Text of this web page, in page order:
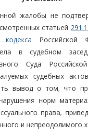
жалобы не
статьей
кодекса Российской
в судебном
Суда
судебных
вывод о том, что
норм
права,
и непреодолимого